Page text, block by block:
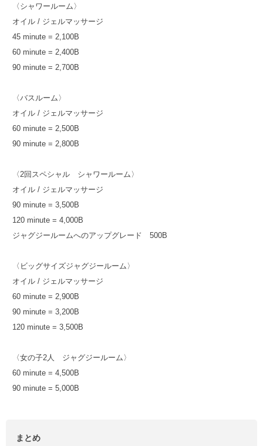
〈シャワールーム〉
オイル / ジェルマッサージ
45 minute = 2,100B
60 minute = 2,400B
90 minute = 2,700B
〈バスルーム〉
オイル / ジェルマッサージ
60 minute = 2,500B
90 minute = 2,800B
〈2回スペシャル シャワールーム〉
オイル / ジェルマッサージ
90 minute = 3,500B
120 minute = 4,000B
ジャグジールームへのアップグレード 500B
〈ビッグサイズジャグジールーム〉
オイル / ジェルマッサージ
60 minute = 2,900B
90 minute = 3,200B
120 minute = 3,500B
〈女の子2人 ジャグジールーム〉
60 minute = 4,500B
90 minute = 5,000B
まとめ